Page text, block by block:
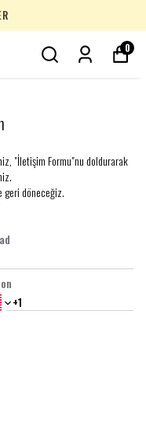
0
"İletişim Formu"nu doldurarak
geri döneceğiz.